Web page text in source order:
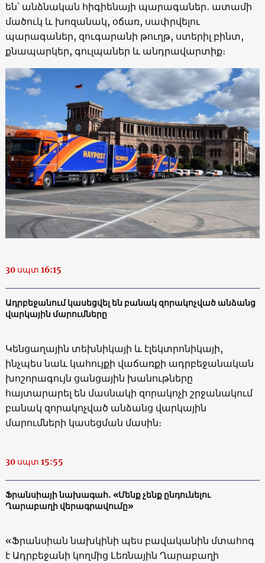
են՝ անձնական հիգիենայի պարագաներ․ ատամի
մածուկ և խոզանակ, օճառ, սափրվելու
պարագաներ, զուգարանի թուղթ, ստերիլ բինտ,
քնապարկեր, գուլպաներ և անդրավարտիք։
30 սպտ 16:15
Ադրբեջանում կասեցվել են բանակ զորակոչված անձանց
վարկային մարումները
Կենցաղային տեխնիկայի և էլեկտրոնիկայի,
ինչպես նաև կահույքի վաճառքի ադրբեջանական
խոշորագույն ցանցային խանութները
հայտարարել են մասնակի զորակոչի շրջանակում
բանակ զորակոչված անձանց վարկային
մարումների կասեցման մասին։
30 սպտ 15:55
Ֆրանսիայի նախագահ․ «Մենք չենք ընդունելու
Ղարաբաղի վերագրավումը»
«Ֆրանսիան նախկինի պես բավականին մտահոգ
է Ադրբեջանի կողմից Լեռնային Ղարաբաղի